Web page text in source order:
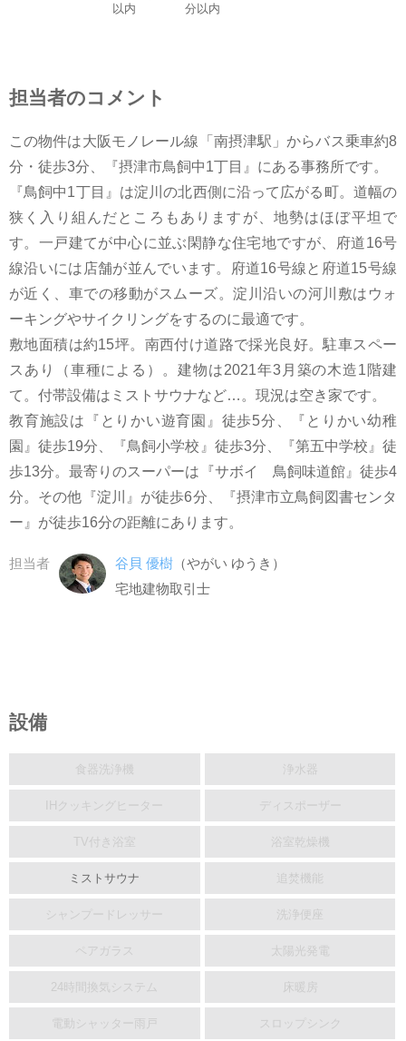
以内
分以内
担当者のコメント
この物件は大阪モノレール線「南摂津駅」からバス乗車約8
分・徒歩3分、『摂津市鳥飼中1丁目』にある事務所です。
『鳥飼中1丁目』は淀川の北西側に沿って広がる町。道幅の
狭く入り組んだところもありますが、地勢はほぼ平坦で
す。一戸建てが中心に並ぶ閑静な住宅地ですが、府道16号
線沿いには店舗が並んでいます。府道16号線と府道15号線
が近く、車での移動がスムーズ。淀川沿いの河川敷はウォ
ーキングやサイクリングをするのに最適です。
敷地面積は約15坪。南西付け道路で採光良好。駐車スペー
スあり（車種による）。建物は2021年3月築の木造1階建
て。付帯設備はミストサウナなど…。現況は空き家です。
教育施設は『とりかい遊育園』徒歩5分、『とりかい幼稚
園』徒歩19分、『鳥飼小学校』徒歩3分、『第五中学校』徒
歩13分。最寄りのスーパーは『サボイ 鳥飼味道館』徒歩4
分。その他『淀川』が徒歩6分、『摂津市立鳥飼図書センタ
ー』が徒歩16分の距離にあります。
担当者 谷貝 優樹（やがい ゆうき）
宅地建物取引士
設備
食器洗浄機 浄水器
IHクッキングヒーター ディスポーザー
TV付き浴室 浴室乾燥機
ミストサウナ 追焚機能
シャンプードレッサー 洗浄便座
ペアガラス 太陽光発電
24時間換気システム 床暖房
電動シャッター雨戸 スロップシンク